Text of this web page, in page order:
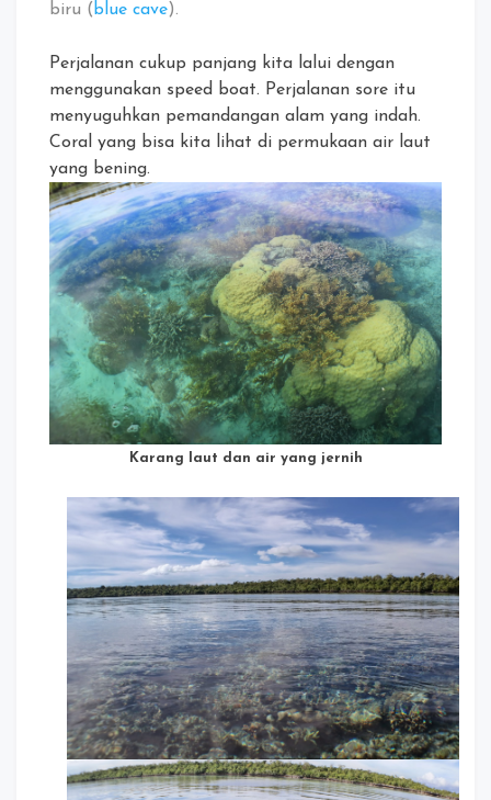
biru ( blue cave).
Perjalanan cukup panjang kita lalui dengan
menggunakan speed boat. Perjalanan sore itu
menyuguhkan pemandangan alam yang indah.
Coral yang bisa kita lihat di permukaan air laut
yang bening.
Karang laut dan air yang jernih